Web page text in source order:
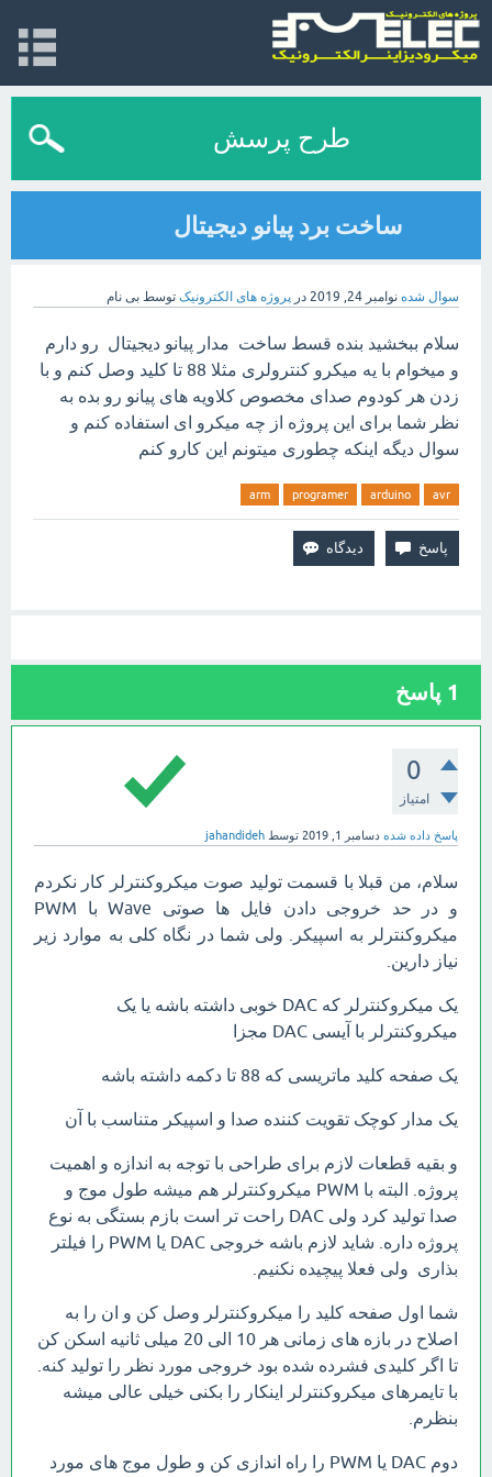
طرح پرسش
ساخت برد پیانو دیجیتال
سوال شده نوامبر 24, 2019 در پروژه های الکترونیک توسط بی نام
سلام ببخشید بنده قسط ساخت مدار پیانو دیجیتال رو دارم
و میخوام با یه میکرو کنترولری مثلا 88 تا کلید وصل کنم و با
زدن هر کودوم صدای مخصوص کلاویه های پیانو رو بده به
نظر شما برای این پروژه از چه میکرو ای استفاده کنم و
سوال دیگه اینکه چطوری میتونم این کارو کنم
avr
arduino
programer
arm
1 پاسخ
0
امتیاز
پاسخ داده شده دسامبر 1, 2019 توسط jahandideh
سلام، من قبلا با قسمت تولید صوت میکروکنترلر کار نکردم
و در حد خروجی دادن فایل ها صوتی Wave با PWM
میکروکنترلر به اسپیکر. ولی شما در نگاه کلی به موارد زیر
نیاز دارین.
یک میکروکنترلر که DAC خوبی داشته باشه یا یک
میکروکنترلر با آیسی DAC مجزا
یک صفحه کلید ماتریسی که 88 تا دکمه داشته باشه
یک مدار کوچک تقویت کننده صدا و اسپیکر متناسب با آن
و بقیه قطعات لازم برای طراحی با توجه به اندازه و اهمیت
پروژه. البته با PWM میکروکنترلر هم میشه طول موج و
صدا تولید کرد ولی DAC راحت تر است بازم بستگی به نوع
پروژه داره. شاید لازم باشه خروجی DAC یا PWM را فیلتر
بذاری ولی فعلا پیچیده نکنیم.
شما اول صفحه کلید را میکروکنترلر وصل کن و ان را به
اصلاح در بازه های زمانی هر 10 الی 20 میلی ثانیه اسکن کن
تا اگر کلیدی فشرده شده بود خروجی مورد نظر را تولید کنه.
با تایمرهای میکروکنترلر اینکار را بکنی خیلی عالی میشه
بنظرم.
دوم DAC یا PWM را راه اندازی کن و طول موج های مورد